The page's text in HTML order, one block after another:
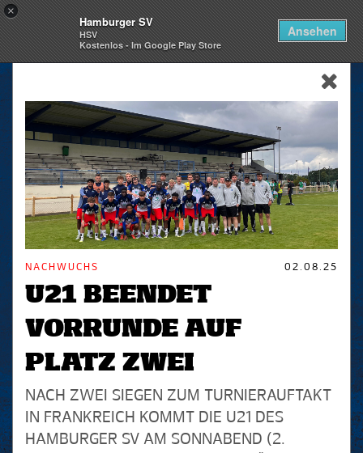
×
Hamburger SV
HSV
Kostenlos - Im Google Play Store
Ansehen
skip_navigation
NACHWUCHS 02.08.25
U21 BEENDET
VORRUNDE AUF
PLATZ ZWEI
NACH ZWEI SIEGEN ZUM TURNIERAUFTAKT
IN FRANKREICH KOMMT DIE U21 DES
HAMBURGER SV AM SONNABEND (2.